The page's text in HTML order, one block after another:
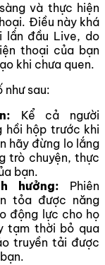
và thực hiện
Điều này khá
lần đầu Live, do
thoại của bạn
khi chưa quen.
sau:
Kể cả người
hồi hộp trước khi
hãy đừng lo lắng
trò chuyện, thực
bạn.
hưởng: Phiên
tỏa được năng
động lực cho họ
tạm thời bỏ qua
truyền tải được